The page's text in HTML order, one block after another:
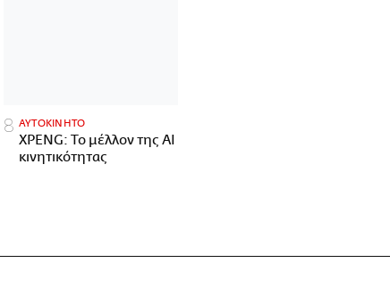
ΑΥΤΟΚΙΝΗΤΟ
XPENG: Το μέλλον της AI
κινητικότητας